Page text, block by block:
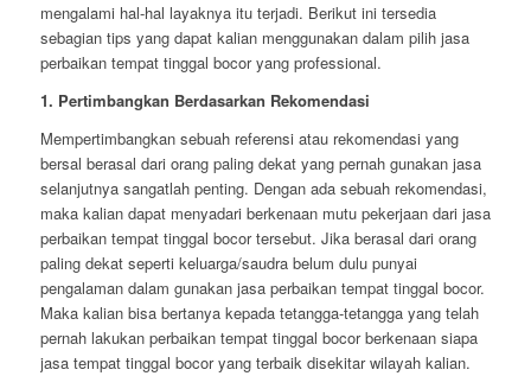
mengalami hal-hal layaknya itu terjadi. Berikut ini tersedia
sebagian tips yang dapat kalian menggunakan dalam pilih jasa
perbaikan tempat tinggal bocor yang professional.
1. Pertimbangkan Berdasarkan Rekomendasi
Mempertimbangkan sebuah referensi atau rekomendasi yang
bersal berasal dari orang paling dekat yang pernah gunakan jasa
selanjutnya sangatlah penting. Dengan ada sebuah rekomendasi,
maka kalian dapat menyadari berkenaan mutu pekerjaan dari jasa
perbaikan tempat tinggal bocor tersebut. Jika berasal dari orang
paling dekat seperti keluarga/saudra belum dulu punyai
pengalaman dalam gunakan jasa perbaikan tempat tinggal bocor.
Maka kalian bisa bertanya kepada tetangga-tetangga yang telah
pernah lakukan perbaikan tempat tinggal bocor berkenaan siapa
jasa tempat tinggal bocor yang terbaik disekitar wilayah kalian.